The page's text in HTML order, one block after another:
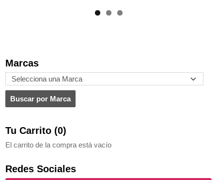
Marcas
Tu Carrito (0)
El carrito de la compra está vacío
Redes Sociales